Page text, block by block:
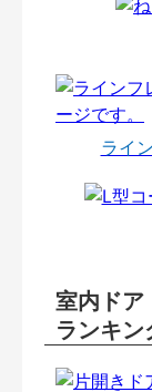
ライ
室内ドア
ランキン